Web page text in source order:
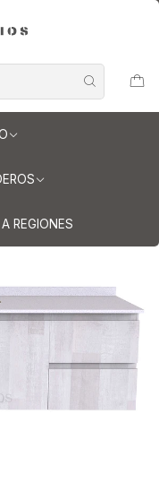
REGIONES
simple
de cuarzo
cm M2-1603 / Legno